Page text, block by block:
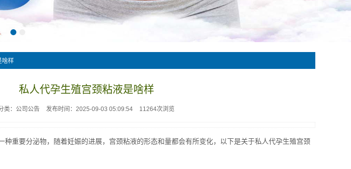
啥样
私人代孕生殖宫颈粘液是啥样
类：公司公告 发布时间：2025-09-03 05:09:54 11264次浏览
种重要分泌物，随着妊娠的进展，宫颈粘液的形态和量都会有所变化，以下是关于私人代孕生殖宫颈